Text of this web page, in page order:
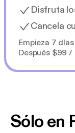
Disfruta
Cancela
Empieza 7
Después $99 /
Sólo en